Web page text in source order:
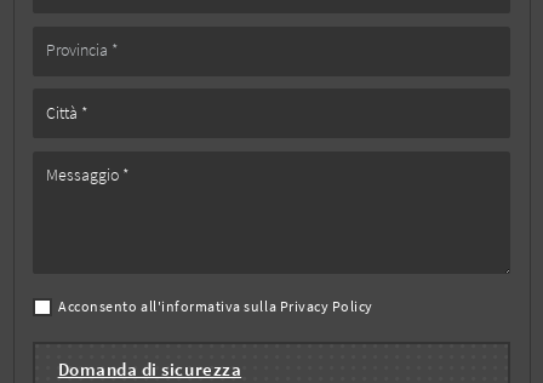
Acconsento all'informativa sulla Privacy Policy
Domanda di sicurezza